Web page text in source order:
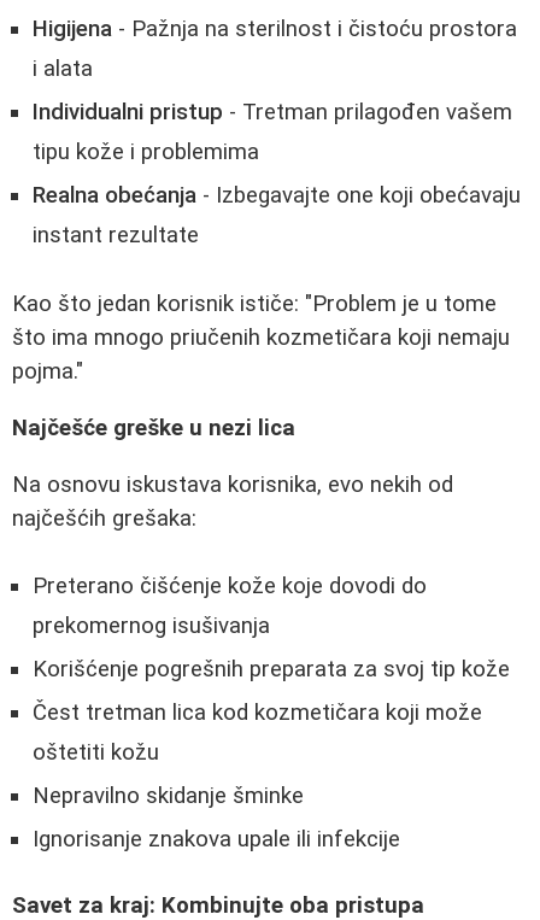
Higijena - Pažnja na sterilnost i čistoću prostora
i alata
Individualni pristup - Tretman prilagođen vašem
tipu kože i problemima
Realna obećanja - Izbegavajte one koji obećavaju
instant rezultate
Kao što jedan korisnik ističe: "Problem je u tome
što ima mnogo priučenih kozmetičara koji nemaju
pojma."
Najčešće greške u nezi lica
Na osnovu iskustava korisnika, evo nekih od
najčešćih grešaka:
Preterano čišćenje kože koje dovodi do
prekomernog isušivanja
Korišćenje pogrešnih preparata za svoj tip kože
Čest tretman lica kod kozmetičara koji može
oštetiti kožu
Nepravilno skidanje šminke
Ignorisanje znakova upale ili infekcije
Savet za kraj: Kombinujte oba pristupa